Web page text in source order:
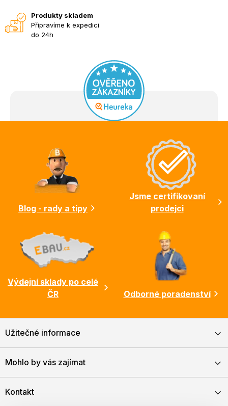
Produkty skladem
Připravíme k expedici
do 24h
Blog - rady a tipy
Jsme certifikovaní
prodejci
Výdejní sklady po celé
ČR
Odborné poradenství
Užitečné informace
Mohlo by vás zajímat
Kontakt